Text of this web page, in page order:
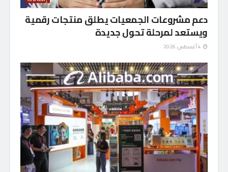
دعم مشروعات الجمعيات يطلق منتجات رقمية
ويستعد لمرحلة تحول جديدة